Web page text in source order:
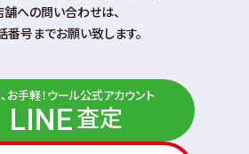
への問い合わせは、
番号までお願い致します。
お手軽！ウール公式アカウント
LINE査定